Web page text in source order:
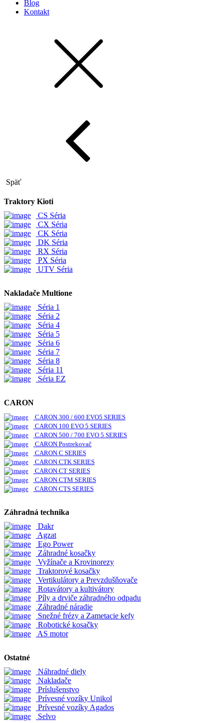
Blog
Kontakt
Späť
Traktory Kioti
CS Séria
CX Séria
CK Séria
DK Séria
RX Séria
PX Séria
UTV Séria
Nakladače Multione
Séria 1
Séria 2
Séria 4
Séria 5
Séria 6
Séria 7
Séria 8
Séria 11
Séria EZ
CARON
CARON 300 / 600 EVO5 SERIES
CARON 100 EVO 5 SERIES
CARON 500 / 700 EVO 5 SERIES
CARON Postrekovač
CARON C SERIES
CARON CTK SERIES
CARON CT SERIES
CARON CTM SERIES
CARON CTS SERIES
Záhradná technika
Dakr
Agzat
Ego Power
Záhradné kosačky
Vyžínače a Krovinorezy
Traktorové kosačky
Vertikulátory a Prevzdušňovače
Rotavátory a kultivátory
Píly a drviče záhradného odpadu
Záhradné náradie
Snežné frézy a Zametacie kefy
Robotické kosačky
AS motor
Ostatné
Náhradné diely
Nakladače
Príslušenstvo
Prívesné vozíky Unikol
Prívesné vozíky Agados
Selvo